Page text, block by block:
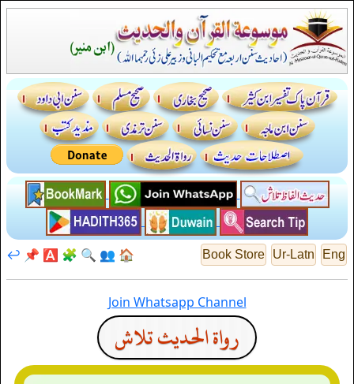
Eng
Ur-Latn
Book Store
🏠
👥
🔍
🧩
🅰️
📌
↩️
Join Whatsapp Channel
رواة الحديث تلاش